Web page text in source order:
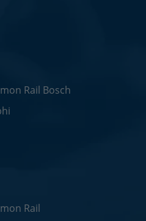
Rail Bosch
Rail